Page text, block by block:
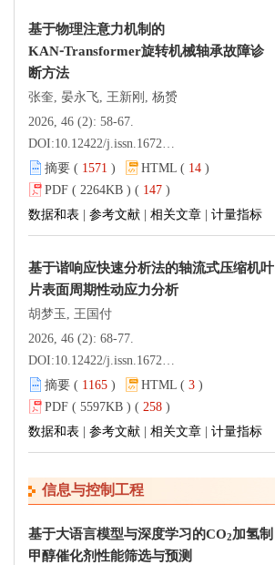
基于物理注意力机制的
KAN⁃Transformer旋转机械轴承故障诊
断方法
张奎, 晏永飞, 王新刚, 杨赟
2026, 46 (2): 58-67.
DOI:10.12422/j.issn.1672-6952.2026.02.007
摘要 ( 1571 ) HTML ( 14 )
PDF ( 2264KB ) ( 147 )
数据和表 | 参考文献 | 相关文章 | 计量指标
基于谐响应快速分析法的轴流式压缩机叶
片表面周期性动应力分析
胡梦玉, 王国付
2026, 46 (2): 68-77.
DOI:10.12422/j.issn.1672-6952.2026.02.008
摘要 ( 1165 ) HTML ( 3 )
PDF ( 5597KB ) ( 258 )
数据和表 | 参考文献 | 相关文章 | 计量指标
信息与控制工程
基于大语言模型与深度学习的CO2加氢制
甲醇催化剂性能筛选与预测